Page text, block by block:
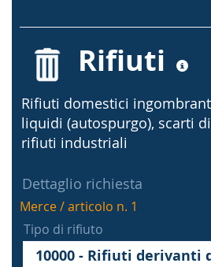
Rifiuti
Rifiuti domestici
liquidi (autospurgo), scarti
rifiuti industriali
Dettaglio richiesta
Merce / articolo n. 1
Tipo di rifiuto